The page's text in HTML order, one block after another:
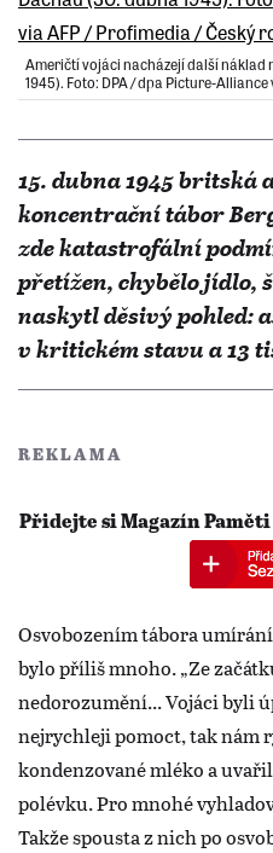
Američtí vojáci nacházejí další náklad
1945). Foto: DPA / dpa Picture-
15. dubna 1945 britská
koncentrační tábor
zde katastrofální
přetížen, chybělo jídlo,
naskytl děsivý pohled:
v kritickém stavu a 13
REKLAMA
Přidejte si Magazín
Osvobozením tábora
bylo příliš mnoho. „Ze
nedorozumění... Vojáci byli
nejrychleji pomoct, tak nám
kondenzované mléko a
polévku. Pro mnohé
Takže spousta z nich po